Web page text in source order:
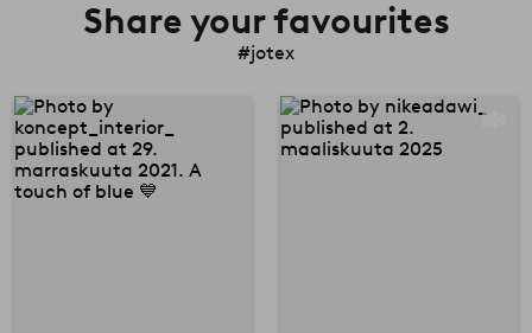
Share your favourites
#jotex